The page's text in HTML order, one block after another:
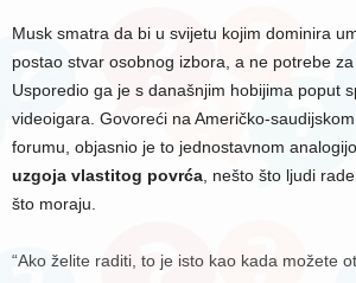
Musk smatra da bi u svijetu kojim dominira
postao stvar osobnog izbora, a ne potrebe za
Usporedio ga je s današnjim hobijima poput
videoigara. Govoreći na Američko-
forumu, objasnio je to jednostavnom
uzgoja vlastitog povrća , nešto što ljudi
što moraju.
“Ako želite raditi, to je isto kao kada možete